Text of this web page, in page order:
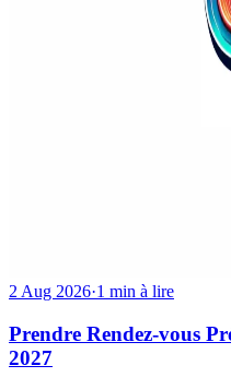
2 Aug 2026·1 min à lire
Prendre Rendez-vous
2027